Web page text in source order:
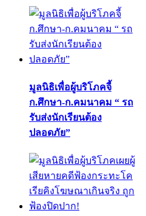
มูลนิธิเพื่อผู้บริโภคจี้
ก.ศึกษา-ก.คมนาคม “ รถ
รับส่งนักเรียนต้อง
ปลอดภัย”